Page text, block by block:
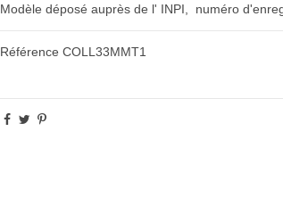
Modèle déposé auprès de l' INPI, numéro
Référence COLL33MMT1